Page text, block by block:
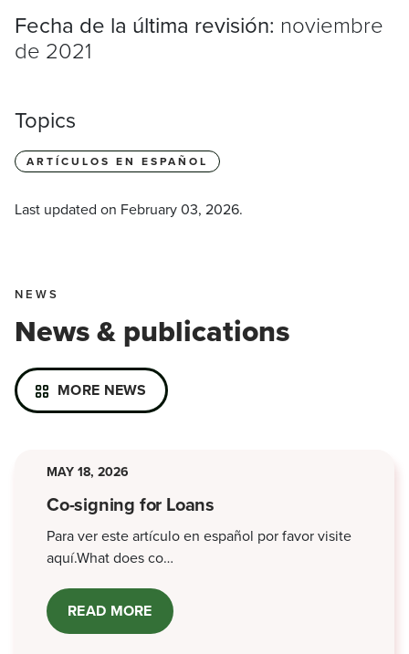
Fecha de la última revisión: noviembre
de 2021
Topics
ARTÍCULOS EN ESPAÑOL
Last updated on February 03, 2026.
NEWS
News & publications
MORE NEWS
MAY 18, 2026
Co-signing for Loans
Para ver este artículo en español por favor visite
aquí.What does co…
READ MORE ABOUT
CO-
SIGNING